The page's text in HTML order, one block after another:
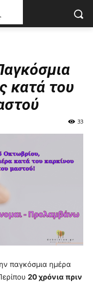
κατά του
33
παγκόσμια ημέρα
20 χρόνια πριν